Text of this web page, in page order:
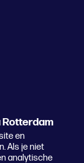
Rotterdam
en
Als je niet
analytische